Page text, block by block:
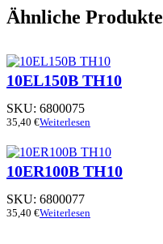
Ähnliche Produkte
10EL150B TH10
SKU: 6800075
35,40 €Weiterlesen
10ER100B TH10
SKU: 6800077
35,40 €Weiterlesen